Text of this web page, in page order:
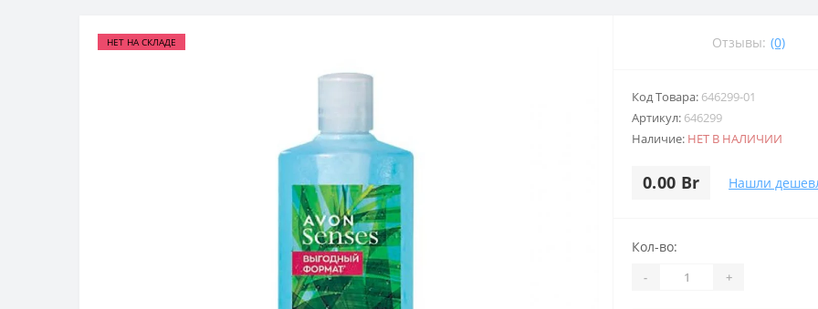
НЕТ НА СКЛАДЕ Отзывы: (0)
Код Товара: 646299-01
Артикул: 646299
Наличие: НЕТ В НАЛИЧИИ
0.00 Br Нашли
Кол-во:
- +